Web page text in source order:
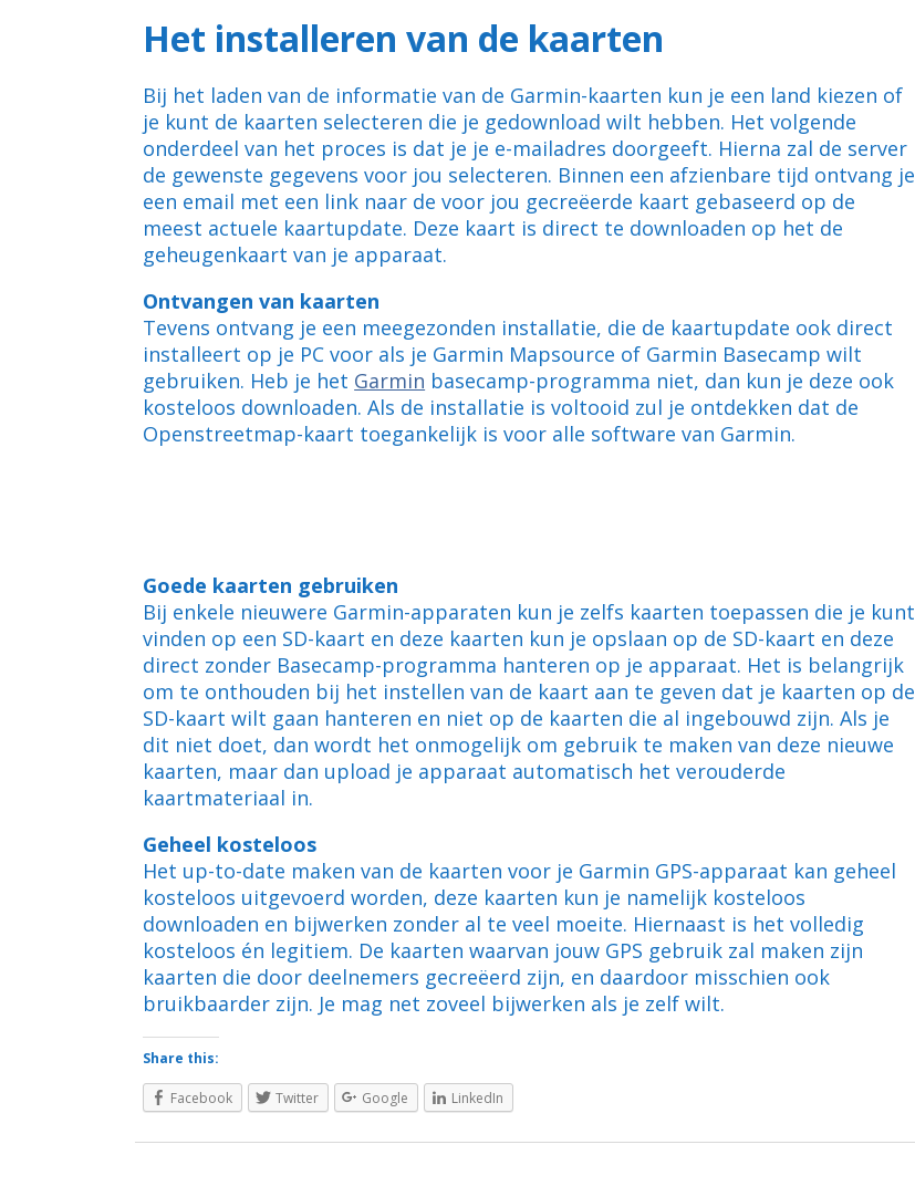
Het installeren van de kaarten
Bij het laden van de informatie van de Garmin-kaarten kun je een land kiezen of
je kunt de kaarten selecteren die je gedownload wilt hebben. Het volgende
onderdeel van het proces is dat je je e-mailadres doorgeeft. Hierna zal de server
de gewenste gegevens voor jou selecteren. Binnen een afzienbare tijd ontvang je
een email met een link naar de voor jou gecreëerde kaart gebaseerd op de
meest actuele kaartupdate. Deze kaart is direct te downloaden op het de
geheugenkaart van je apparaat.
Ontvangen van kaarten
Tevens ontvang je een meegezonden installatie, die de kaartupdate ook direct
installeert op je PC voor als je Garmin Mapsource of Garmin Basecamp wilt
gebruiken. Heb je het Garmin basecamp-programma niet, dan kun je deze ook
kosteloos downloaden. Als de installatie is voltooid zul je ontdekken dat de
Openstreetmap-kaart toegankelijk is voor alle software van Garmin.
Goede kaarten gebruiken
Bij enkele nieuwere Garmin-apparaten kun je zelfs kaarten toepassen die je kunt
vinden op een SD-kaart en deze kaarten kun je opslaan op de SD-kaart en deze
direct zonder Basecamp-programma hanteren op je apparaat. Het is belangrijk
om te onthouden bij het instellen van de kaart aan te geven dat je kaarten op de
SD-kaart wilt gaan hanteren en niet op de kaarten die al ingebouwd zijn. Als je
dit niet doet, dan wordt het onmogelijk om gebruik te maken van deze nieuwe
kaarten, maar dan upload je apparaat automatisch het verouderde
kaartmateriaal in.
Geheel kosteloos
Het up-to-date maken van de kaarten voor je Garmin GPS-apparaat kan geheel
kosteloos uitgevoerd worden, deze kaarten kun je namelijk kosteloos
downloaden en bijwerken zonder al te veel moeite. Hiernaast is het volledig
kosteloos én legitiem. De kaarten waarvan jouw GPS gebruik zal maken zijn
kaarten die door deelnemers gecreëerd zijn, en daardoor misschien ook
bruikbaarder zijn. Je mag net zoveel bijwerken als je zelf wilt.
Share this:
Facebook Twitter Google LinkedIn